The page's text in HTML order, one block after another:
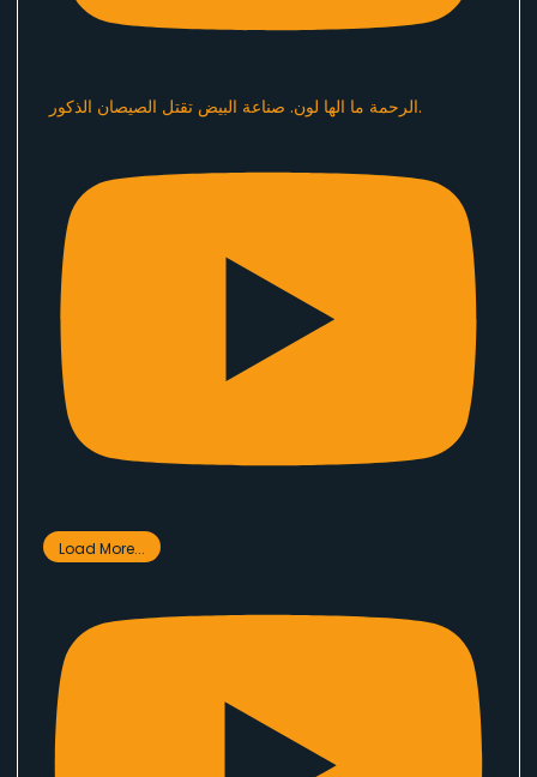
الرحمة ما الها لون. صناعة البيض تقتل الصيصان الذكور.
Load More...